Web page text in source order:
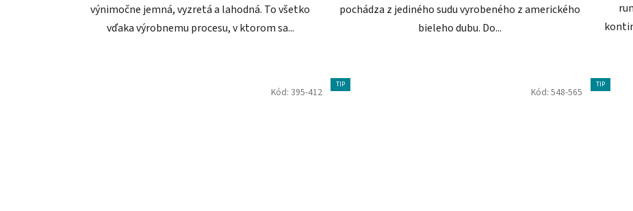
výnimočne jemná, vyzretá a lahodná. To všetko
vďaka výrobnemu procesu, v ktorom sa...
pochádza z jediného sudu vyrobeného z amerického
bieleho dubu. Do...
Kód: 395-412
TIP
Kód: 548-565
TIP